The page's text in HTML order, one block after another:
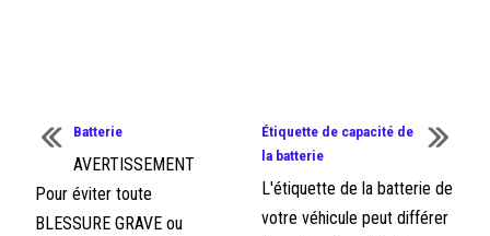
Batterie
AVERTISSEMENT
Pour éviter toute
BLESSURE GRAVE ou
Étiquette de capacité de
la batterie
L'étiquette de la batterie de
votre véhicule peut différer